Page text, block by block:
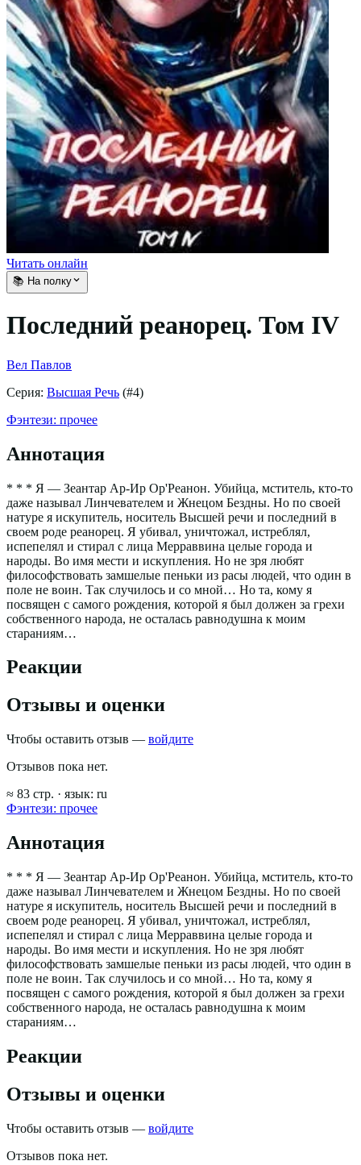
Читать онлайн
📚 На полку
Последний реанорец. Том IV
Вел Павлов
Серия: Высшая Речь (#4)
Фэнтези: прочее
Аннотация
* * * Я — Зеантар Ар-Ир Ор'Реанон. Убийца, мститель, кто-то
даже называл Линчевателем и Жнецом Бездны. Но по своей
натуре я искупитель, носитель Высшей речи и последний в
своем роде реанорец. Я убивал, уничтожал, истреблял,
испепелял и стирал с лица Мерраввина целые города и
народы. Во имя мести и искупления. Но не зря любят
философствовать замшелые пеньки из расы людей, что один в
поле не воин. Так случилось и со мной… Но та, кому я
посвящен с самого рождения, которой я был должен за грехи
собственного народа, не осталась равнодушна к моим
стараниям…
Реакции
Отзывы и оценки
Чтобы оставить отзыв — войдите
Отзывов пока нет.
≈ 83 стр. · язык: ru
Фэнтези: прочее
Аннотация
* * * Я — Зеантар Ар-Ир Ор'Реанон. Убийца, мститель, кто-то
даже называл Линчевателем и Жнецом Бездны. Но по своей
натуре я искупитель, носитель Высшей речи и последний в
своем роде реанорец. Я убивал, уничтожал, истреблял,
испепелял и стирал с лица Мерраввина целые города и
народы. Во имя мести и искупления. Но не зря любят
философствовать замшелые пеньки из расы людей, что один в
поле не воин. Так случилось и со мной… Но та, кому я
посвящен с самого рождения, которой я был должен за грехи
собственного народа, не осталась равнодушна к моим
стараниям…
Реакции
Отзывы и оценки
Чтобы оставить отзыв — войдите
Отзывов пока нет.